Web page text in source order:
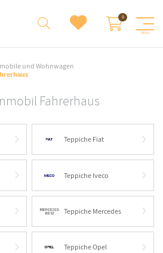
und Wohnwagen
Fahrerhaus
Teppiche Fiat
Teppiche Iveco
Teppiche Mercedes
Teppiche Opel